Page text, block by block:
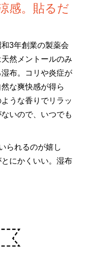
感。貼るだ
3年創業の製薬会
然メントールのみ
布。コリや炎症が
な爽快感が得ら
うな香りでリラッ
いので、いつでも
られるのが嬉し
にかくいい。湿布